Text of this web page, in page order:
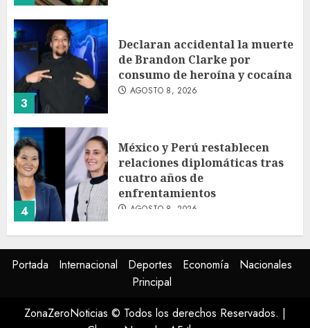
3
Declaran accidental la muerte
de Brandon Clarke por
consumo de heroína y cocaína
AGOSTO 8, 2026
4
México y Perú restablecen
relaciones diplomáticas tras
cuatro años de
enfrentamientos
AGOSTO 8, 2026
5
Avances en reproducción
asistida saturan marco legal
mexicano, señala experto
AGOSTO 8, 2026
Portada Internacional Deportes Economía
Nacionales
Principal
ZonaZeroNoticias © Todos los derechos Reservados. |